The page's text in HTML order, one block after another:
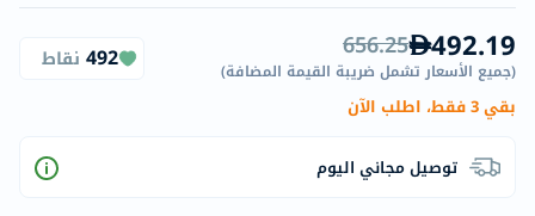
492.19
656.25
(جميع الأسعار تشمل ضريبة القيمة المضافة)
492 نقاط
بقي 3 فقط، اطلب الآن
توصيل مجاني اليوم